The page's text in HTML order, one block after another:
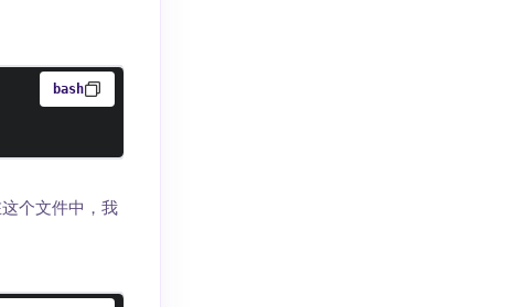
bash
个文件中，我